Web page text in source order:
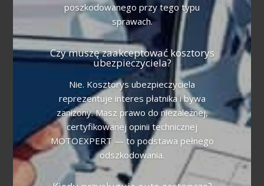
poszkodowanego przy tego typu
sprawach.
Czy muszę zaakceptować kosztorys
ubezpieczyciela?
Nie. Kosztorys ubezpieczyciela
reprezentuje interes płatnika i bywa
zaniżony. Masz prawo do niezależnej,
certyfikowanej opinii technicznej
MOTOEXPERT — to podstawa pełnego
odszkodowania.